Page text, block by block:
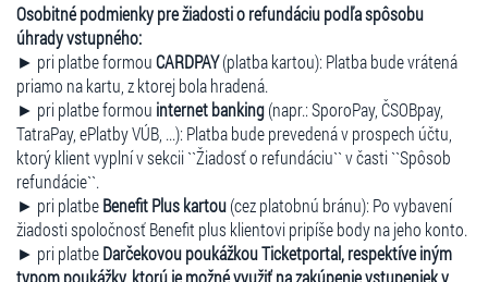
Osobitné podmienky pre žiadosti o refundáciu podľa spôsobu
úhrady vstupného:
► pri platbe formouCARDPAY(platba kartou): Platba bude vrátená
priamo na kartu, z ktorej bola hradená.
► pri platbe formou internet banking(napr.: SporoPay, ČSOBpay,
TatraPay, ePlatby VÚB, ...): Platba bude prevedená v prospech účtu,
ktorý klient vyplní v sekcii ``Žiadosť o refundáciu`` v časti ``Spôsob
refundácie``.
► pri platbeBenefit Plus kartou(cez platobnú bránu): Po vybavení
žiadosti spoločnosť Benefit plus klientovi pripíše body na jeho konto.
► pri platbeDarčekovou poukážkou Ticketportal, respektíve iným
typom poukážky, ktorú je možné využiť na zakúpenie vstupeniek v